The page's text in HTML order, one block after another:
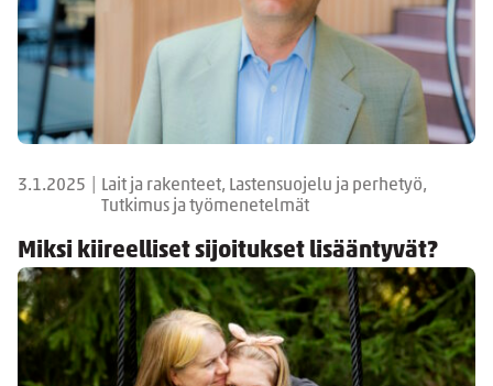
3.1.2025
Lait ja rakenteet, Lastensuojelu ja perhetyö,
Tutkimus ja työmenetelmät
Miksi kiireelliset sijoitukset lisääntyvät?